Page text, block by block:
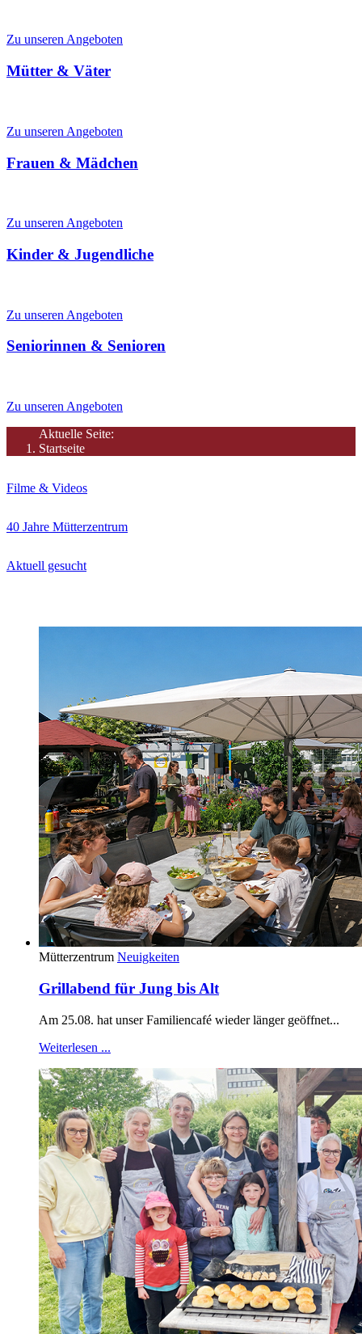
Zu unseren Angeboten
Mütter & Väter
Zu unseren Angeboten
Frauen & Mädchen
Zu unseren Angeboten
Kinder & Jugendliche
Zu unseren Angeboten
Seniorinnen & Senioren
Zu unseren Angeboten
Aktuelle Seite:
Startseite
Filme & Videos
40 Jahre Mütterzentrum
Aktuell gesucht
Mütterzentrum Neuigkeiten
Grillabend für Jung bis Alt
Am 25.08. hat unser Familiencafé wieder länger geöffnet...
Weiterlesen ...